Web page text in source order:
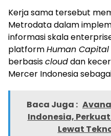
Kerja sama tersebut
Metrodata dalam
informasi skala
platformHuman
berbasisclouddan
Mercer Indonesia
Baca Juga :
Indonesia,
Lewat